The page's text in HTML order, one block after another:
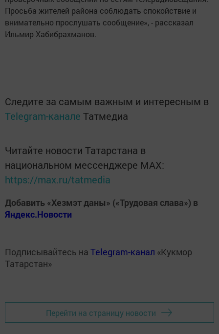
Просьба жителей района соблюдать спокойствие и
внимательно прослушать сообщение», - рассказал
Ильмир Хабибрахманов.
Следите за самым важным и интересным в
Telegram-канале Татмедиа
Читайте новости Татарстана в
национальном мессенджере MАХ:
https://max.ru/tatmedia
Добавить «Хезмэт даны» («Трудовая слава») в
Яндекс.Новости
Подписывайтесь на Telegram-канал «Кукмор
Татарстан»
Перейти на страницу новости